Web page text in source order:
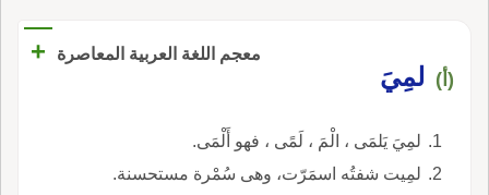
معجم اللغة العربية المعاصرة +
(أ) لمِيَ
لمِيَ يَلمَى ، الْمَ ، لَمًى ، فهو أَلْمَى.
لمِيت شفتُه اسمَرّت، وهى سُمْرة مستحسنة.